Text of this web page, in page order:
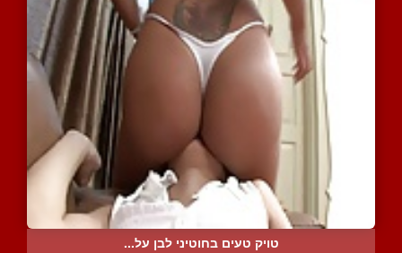
טויק טעים בחוטיני לבן על...